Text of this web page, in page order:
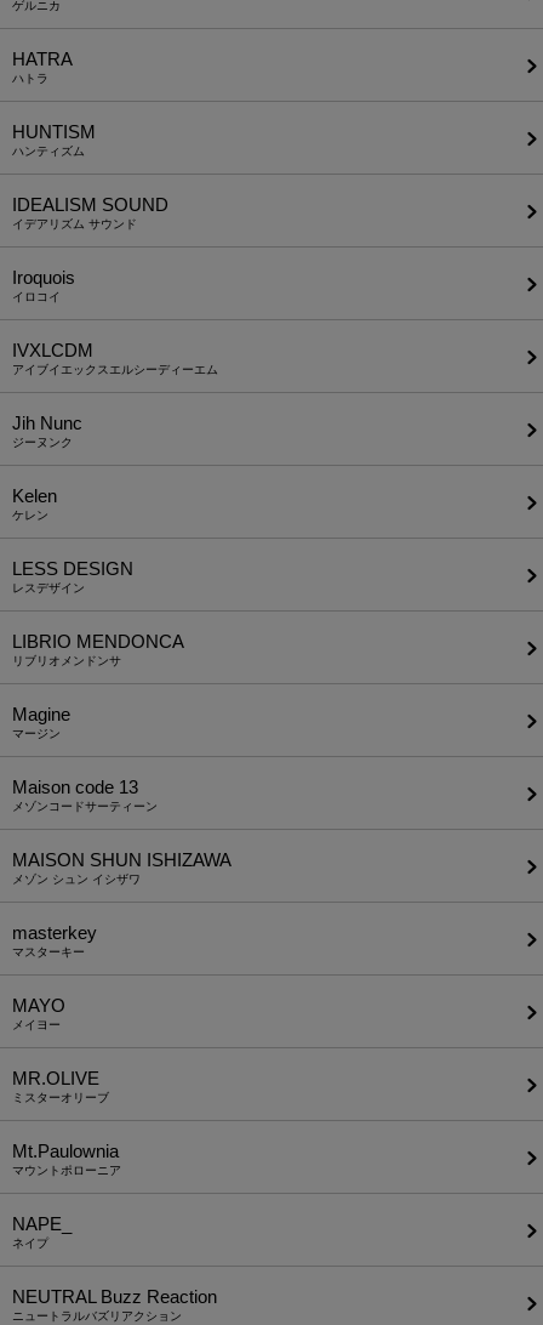
ゲルニカ
HATRA
ハトラ
HUNTISM
ハンティズム
IDEALISM SOUND
イデアリズム サウンド
Iroquois
イロコイ
IVXLCDM
アイブイエックスエルシーディーエム
Jih Nunc
ジーヌンク
Kelen
ケレン
LESS DESIGN
レスデザイン
LIBRIO MENDONCA
リブリオメンドンサ
Magine
マージン
Maison code 13
メゾンコードサーティーン
MAISON SHUN ISHIZAWA
メゾン シュン イシザワ
masterkey
マスターキー
MAYO
メイヨー
MR.OLIVE
ミスターオリーブ
Mt.Paulownia
マウントポローニア
NAPE_
ネイプ
NEUTRAL Buzz Reaction
ニュートラルバズリアクション